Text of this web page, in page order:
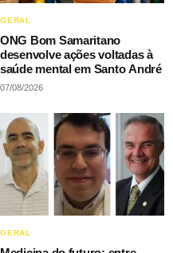
GERAL
ONG Bom Samaritano
desenvolve ações voltadas à
saúde mental em Santo André
07/08/2026
GERAL